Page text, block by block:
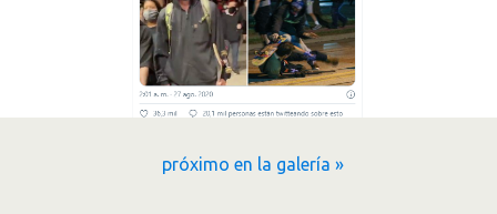
próximo en la galería »